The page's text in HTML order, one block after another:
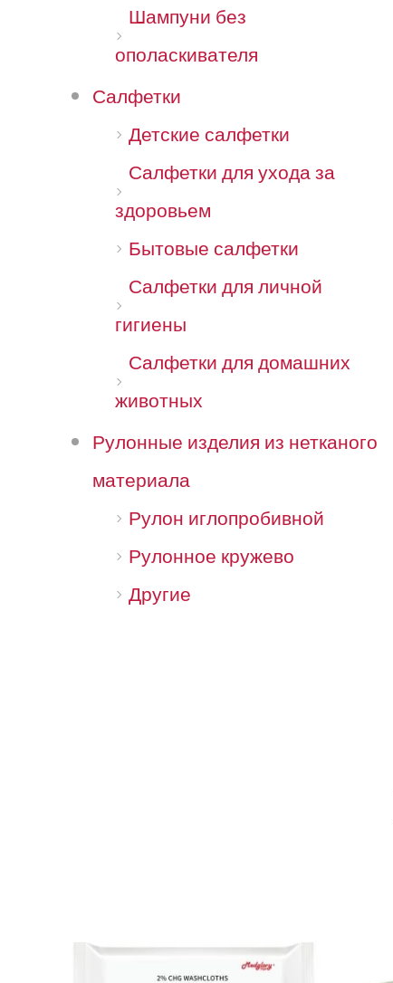
Шампуни без
ополаскивателя
Салфетки
Детские салфетки
Салфетки для ухода за
здоровьем
Бытовые салфетки
Салфетки для личной
гигиены
Салфетки для домашних
животных
Рулонные изделия из нетканого
материала
Рулон иглопробивной
Рулонное кружево
Другие